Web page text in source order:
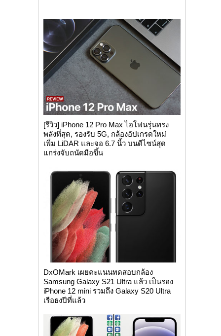
[รีวิว] iPhone 12 Pro Max ไอโฟนรุ่นทรง
พลังที่สุด, รองรับ 5G, กล้องอัปเกรดใหม่
เพิ่ม LiDAR และจอ 6.7 นิ้ว บนดีไซน์สุด
แกร่งจับถนัดมือขึ้น
DxOMark เผยคะแนนทดสอบกล้อง
Samsung Galaxy S21 Ultra แล้ว เป็นรอง
iPhone 12 mini รวมถึง Galaxy S20 Ultra
เรือธงปีที่แล้ว